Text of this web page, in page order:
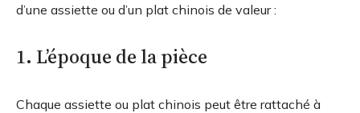
d’une assiette ou d’un plat chinois de valeur :
1. L’époque de la pièce
Chaque assiette ou plat chinois peut être rattaché à